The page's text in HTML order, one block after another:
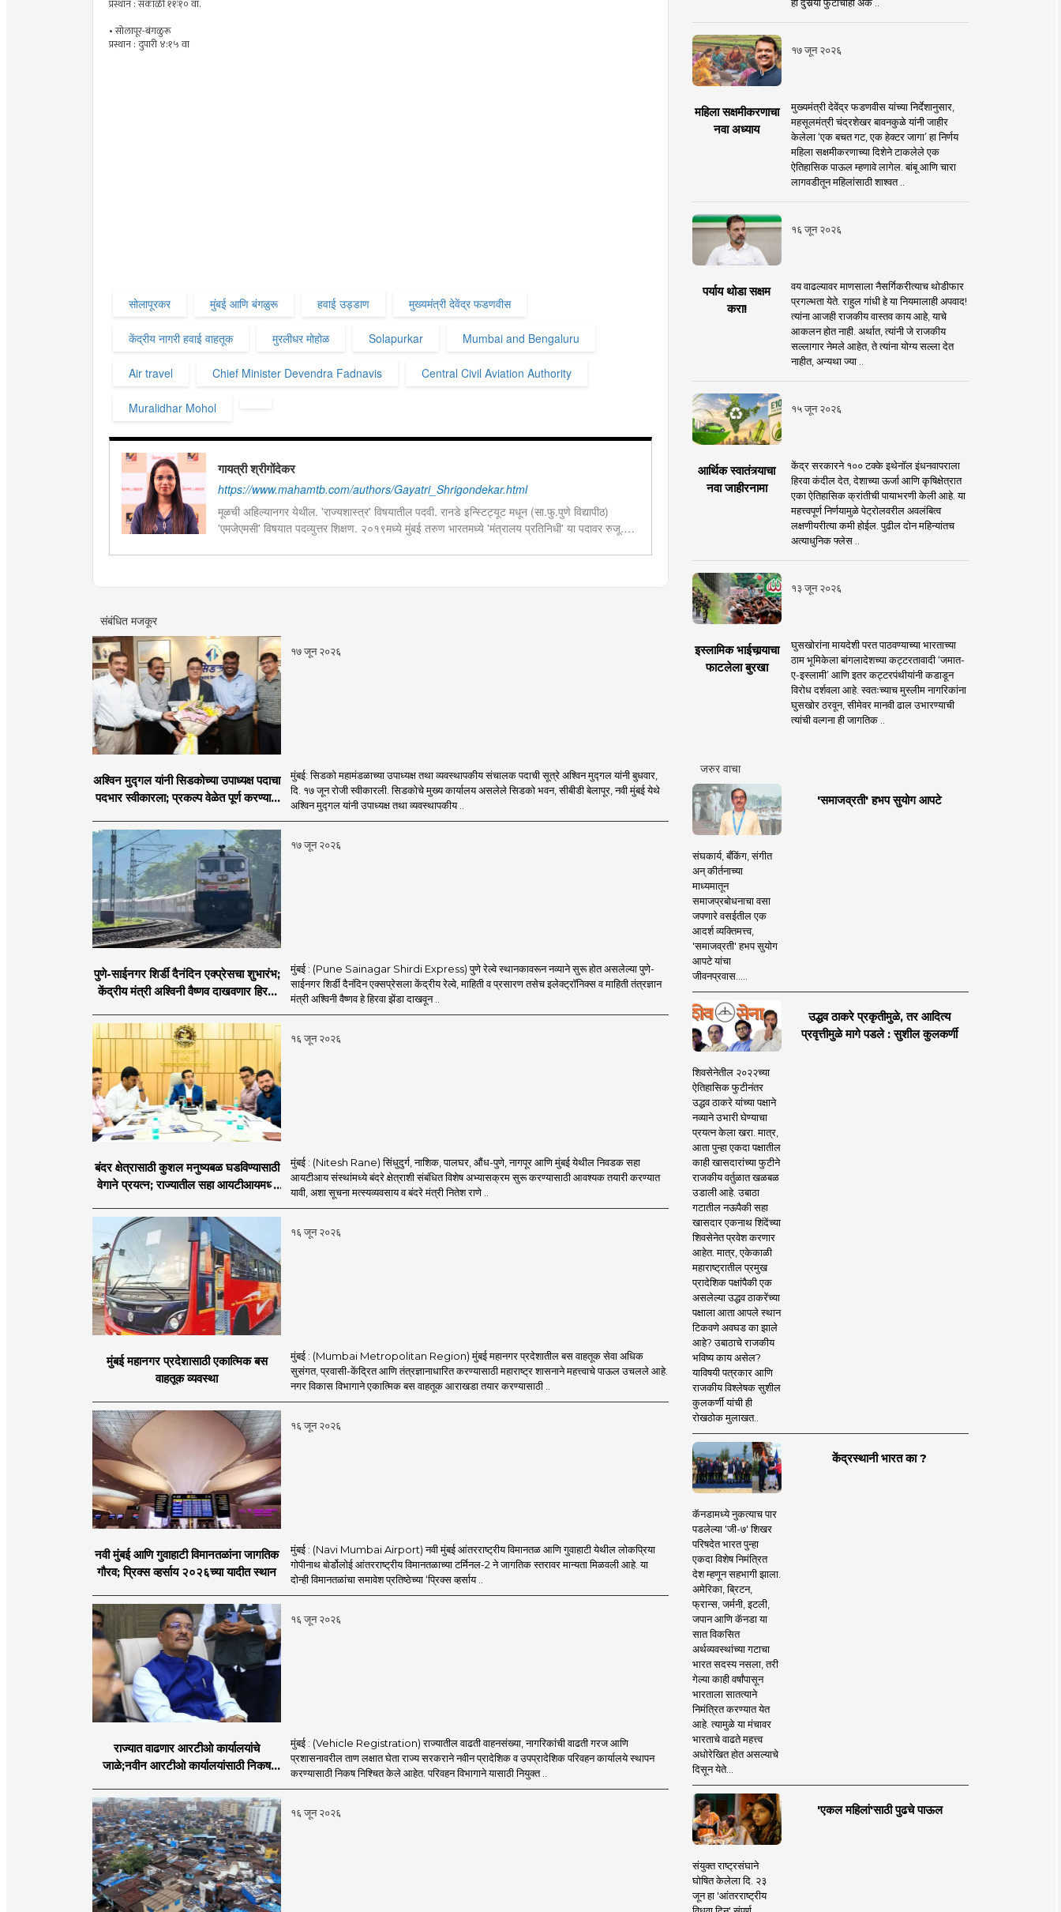
प्रस्थान : सकाळी ११ः१० वा.
• सोलापूर-बंगळुरू
प्रस्थान : दुपारी ४:१५ वा
सोलापूरकर मुंबई आणि बंगळुरू हवाई उड्डाण मुख्यमंत्री देवेंद्र फडणवीस
केंद्रीय नागरी हवाई वाहतूक मुरलीधर मोहोळ Solapurkar Mumbai and Bengaluru
Air travel Chief Minister Devendra Fadnavis Central Civil Aviation Authority
Muralidhar Mohol
गायत्री श्रीगोंदेकर
https://www.mahamtb.com/authors/Gayatri_Shrigondekar.html
मूळची अहिल्यानगर येथील. 'राज्यशास्त्र' विषयातील पदवी. रानडे इन्स्टिट्यूट मधून (सा.फु.पुणे विद्यापीठ)
'एमजेएमसी' विषयात पदव्युत्तर शिक्षण. २०१९मध्ये मुंबई तरुण भारतमध्ये 'मंत्रालय प्रतिनिधी' या पदावर रुजू.
संबंधित मजकूर
१७ जून २०२६
अश्विन मुद्गल यांनी सिडकोच्या उपाध्यक्ष पदाचा
पदभार स्वीकारला; प्रकल्प वेळेत पूर्ण करण्यास
मुंबई: सिडको महामंडळाच्या उपाध्यक्ष तथा व्यवस्थापकीय संचालक पदाची सूत्रे अश्विन मुद्गल यांनी बुधवार,
दि. १७ जून रोजी स्वीकारली. सिडकोचे मुख्य कार्यालय असलेले सिडको भवन, सीबीडी बेलापूर, नवी मुंबई येथे
अश्विन मुद्गल यांनी उपाध्यक्ष तथा व्यवस्थापकीय ..
१७ जून २०२६
पुणे-साईनगर शिर्डी दैनंदिन एक्प्रेसचा शुभारंभ;
केंद्रीय मंत्री अश्विनी वैष्णव दाखवणार हिरवा
मुंबई : (Pune Sainagar Shirdi Express) पुणे रेल्वे स्थानकावरून नव्याने सुरू होत असलेल्या पुणे-
साईनगर शिर्डी दैनंदिन एक्सप्रेसला केंद्रीय रेल्वे, माहिती व प्रसारण तसेच इलेक्ट्रॉनिक्स व माहिती तंत्रज्ञान
मंत्री अश्विनी वैष्णव हे हिरवा झेंडा दाखवून ..
१६ जून २०२६
बंदर क्षेत्रासाठी कुशल मनुष्यबळ घडविण्यासाठी
वेगाने प्रयत्न; राज्यातील सहा आयटीआयमध्ये
मुंबई : (Nitesh Rane) सिंधुदुर्ग, नाशिक, पालघर, औंध-पुणे, नागपूर आणि मुंबई येथील निवडक सहा
आयटीआय संस्थांमध्ये बंदरे क्षेत्राशी संबंधित विशेष अभ्यासक्रम सुरू करण्यासाठी आवश्यक तयारी करण्यात
यावी, अशा सूचना मत्स्यव्यवसाय व बंदरे मंत्री नितेश राणे ..
१६ जून २०२६
मुंबई महानगर प्रदेशासाठी एकात्मिक बस
वाहतूक व्यवस्था
मुंबई : (Mumbai Metropolitan Region) मुंबई महानगर प्रदेशातील बस वाहतूक सेवा अधिक
सुसंगत, प्रवासी-केंद्रित आणि तंत्रज्ञानाधारित करण्यासाठी महाराष्ट्र शासनाने महत्त्वाचे पाऊल उचलले आहे.
नगर विकास विभागाने एकात्मिक बस वाहतूक आराखडा तयार करण्यासाठी ..
१६ जून २०२६
नवी मुंबई आणि गुवाहाटी विमानतळांना जागतिक
गौरव; प्रिक्स व्हर्साय २०२६च्या यादीत स्थान
मुंबई : (Navi Mumbai Airport) नवी मुंबई आंतरराष्ट्रीय विमानतळ आणि गुवाहाटी येथील लोकप्रिया
गोपीनाथ बोर्डोलोई आंतरराष्ट्रीय विमानतळाच्या टर्मिनल-2 ने जागतिक स्तरावर मान्यता मिळवली आहे. या
दोन्ही विमानतळांचा समावेश प्रतिष्ठेच्या ‘प्रिक्स व्हर्साय ..
१६ जून २०२६
राज्यात वाढणार आरटीओ कार्यालयांचे
जाळे;नवीन आरटीओ कार्यालयांसाठी निकष
मुंबई : (Vehicle Registration) राज्यातील वाढती वाहनसंख्या, नागरिकांची वाढती गरज आणि
प्रशासनावरील ताण लक्षात घेता राज्य सरकराने नवीन प्रादेशिक व उपप्रादेशिक परिवहन कार्यालये स्थापन
करण्यासाठी निकष निश्चित केले आहेत. परिवहन विभागाने यासाठी नियुक्त ..
१६ जून २०२६
१७ जून २०२६
महिला सक्षमीकरणाचा
नवा अध्याय
मुख्यमंत्री देवेंद्र फडणवीस यांच्या निर्देशानुसार,
महसूलमंत्री चंद्रशेखर बावनकुळे यांनी जाहीर
केलेला ‘एक बचत गट, एक हेक्टर जागा’ हा निर्णय
महिला सक्षमीकरणाच्या दिशेने टाकलेले एक
ऐतिहासिक पाऊल म्हणावे लागेल. बांबू आणि चारा
लागवडीतून महिलांसाठी शाश्वत ..
१६ जून २०२६
पर्याय थोडा सक्षम
करा!
वय वाढल्यावर माणसाला नैसर्गिकरीत्याच थोडीफार
प्रगल्भता येते. राहुल गांधी हे या नियमालाही अपवाद!
त्यांना आजही राजकीय वास्तव काय आहे, याचे
आकलन होत नाही. अर्थात, त्यांनी जे राजकीय
सल्लागार नेमले आहेत, ते त्यांना योग्य सल्ला देत
नाहीत, अन्यथा ज्या ..
१५ जून २०२६
आर्थिक स्वातंत्र्याचा
नवा जाहीरनामा
केंद्र सरकारने १०० टक्के इथेनॉल इंधनवापराला
हिरवा कंदील देत, देशाच्या ऊर्जा आणि कृषिक्षेत्रात
एका ऐतिहासिक क्रांतीची पायाभरणी केली आहे. या
महत्त्वपूर्ण निर्णयामुळे पेट्रोलवरील अवलंबित्व
लक्षणीयरीत्या कमी होईल. पुढील दोन महिन्यांतच
अत्याधुनिक फ्लेस ..
१३ जून २०२६
इस्लामिक भाईचार्‍याचा
फाटलेला बुरखा
घुसखोरांना मायदेशी परत पाठवण्याच्या भारताच्या
ठाम भूमिकेला बांगलादेशच्या कट्टरतावादी ‘जमात-
ए-इस्लामी’ आणि इतर कट्टरपंथीयांनी कडाडून
विरोध दर्शवला आहे. स्वतःच्याच मुस्लीम नागरिकांना
घुसखोर ठरवून, सीमेवर मानवी ढाल उभारण्याची
त्यांची वल्गना ही जागतिक ..
जरुर वाचा
'समाजव्रती' हभप सुयोग आपटे
संघकार्य, बँकिंग, संगीत
अन् कीर्तनाच्या
माध्यमातून
समाजप्रबोधनाचा वसा
जपणारे वसईतील एक
आदर्श व्यक्तिमत्त्व,
'समाजव्रती' हभप सुयोग
आपटे यांचा
जीवनप्रवास.....
उद्धव ठाकरे प्रकृतीमुळे, तर आदित्य
प्रवृत्तीमुळे मागे पडले : सुशील कुलकर्णी
शिवसेनेतील २०२२च्या
ऐतिहासिक फुटीनंतर
उद्धव ठाकरे यांच्या पक्षाने
नव्याने उभारी घेण्याचा
प्रयत्न केला खरा. मात्र,
आता पुन्हा एकदा पक्षातील
काही खासदारांच्या फुटीने
राजकीय वर्तुळात खळबळ
उडाली आहे. उबाठा
गटातील नऊपैकी सहा
खासदार एकनाथ शिंदेंच्या
शिवसेनेत प्रवेश करणार
आहेत. मात्र, एकेकाळी
महाराष्ट्रातील प्रमुख
प्रादेशिक पक्षांपैकी एक
असलेल्या उद्धव ठाकरेंच्या
पक्षाला आता आपले स्थान
टिकवणे अवघड का झाले
आहे? उबाठाचे राजकीय
भविष्य काय असेल?
याविषयी पत्रकार आणि
राजकीय विश्लेषक सुशील
कुलकर्णी यांची ही
रोखठोक मुलाखत..
केंद्रस्थानी भारत का ?
कॅनडामध्ये नुकत्याच पार
पडलेल्या 'जी-७' शिखर
परिषदेत भारत पुन्हा
एकदा विशेष निमंत्रित
देश म्हणून सहभागी झाला.
अमेरिका, ब्रिटन,
फ्रान्स, जर्मनी, इटली,
जपान आणि कॅनडा या
सात विकसित
अर्थव्यवस्थांच्या गटाचा
भारत सदस्य नसला, तरी
गेल्या काही वर्षांपासून
भारताला सातत्याने
निमंत्रित करण्यात येत
आहे. त्यामुळे या मंचावर
भारताचे वाढते महत्त्व
अधोरेखित होत असल्याचे
दिसून येते...
'एकल महिलां'साठी पुढचे पाऊल
संयुक्त राष्ट्रसंघाने
घोषित केलेला दि. २३
जून हा 'आंतरराष्ट्रीय